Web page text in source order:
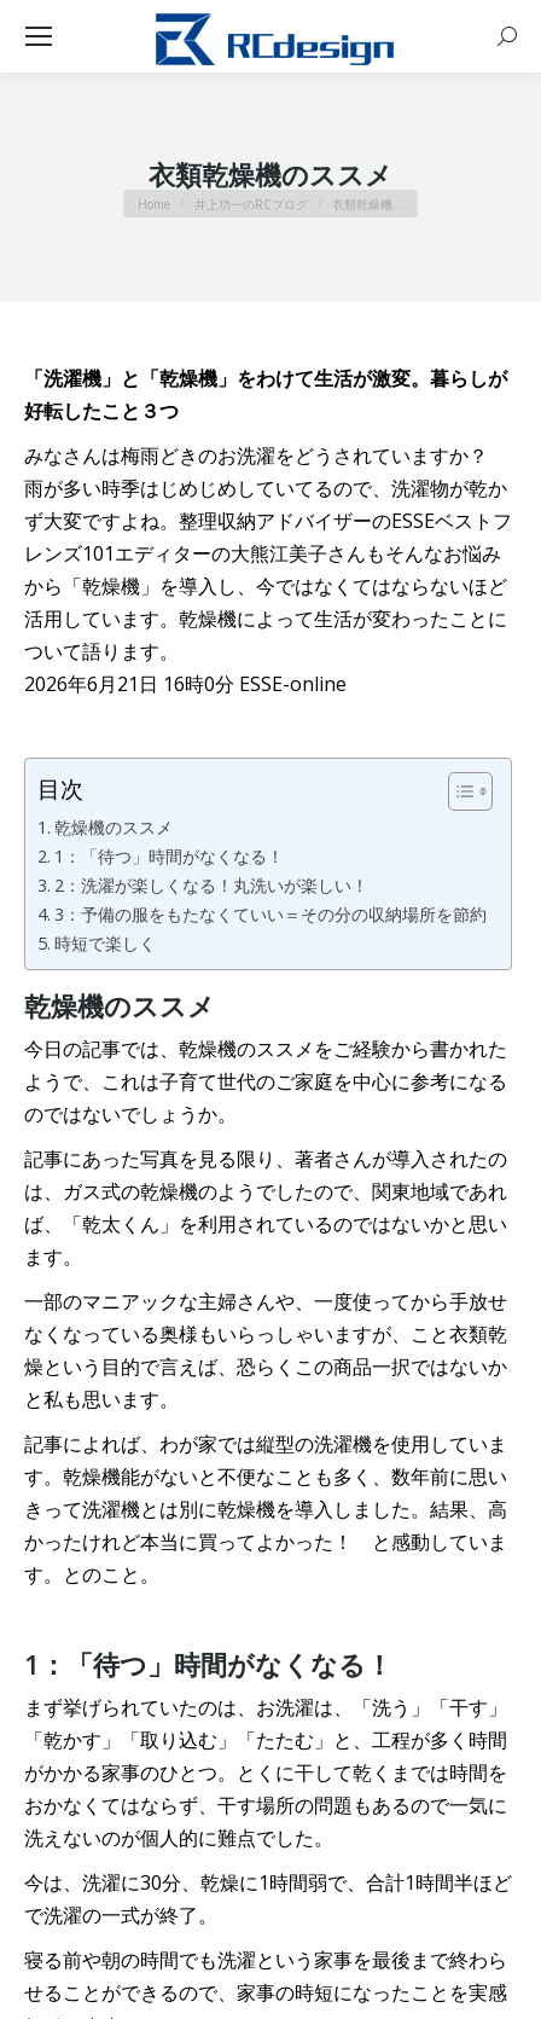
衣類乾燥機のススメ
You are here:
Home 井上功一のRCブログ 衣類乾燥機…
「洗濯機」と「乾燥機」をわけて生活が激変。暮らしが
好転したこと３つ
みなさんは梅雨どきのお洗濯をどうされていますか？
雨が多い時季はじめじめしていてるので、洗濯物が乾か
ず大変ですよね。整理収納アドバイザーのESSEベストフ
レンズ101エディターの大熊江美子さんもそんなお悩み
から「乾燥機」を導入し、今ではなくてはならないほど
活用しています。乾燥機によって生活が変わったことに
ついて語ります。
2026年6月21日 16時0分 ESSE-online
目次
乾燥機のススメ
1：「待つ」時間がなくなる！
2：洗濯が楽しくなる！丸洗いが楽しい！
3：予備の服をもたなくていい＝その分の収納場所を節約
時短で楽しく
乾燥機のススメ
今日の記事では、乾燥機のススメをご経験から書かれた
ようで、これは子育て世代のご家庭を中心に参考になる
のではないでしょうか。
記事にあった写真を見る限り、著者さんが導入されたの
は、ガス式の乾燥機のようでしたので、関東地域であれ
ば、「乾太くん」を利用されているのではないかと思い
ます。
一部のマニアックな主婦さんや、一度使ってから手放せ
なくなっている奥様もいらっしゃいますが、こと衣類乾
燥という目的で言えば、恐らくこの商品一択ではないか
と私も思います。
記事によれば、わが家では縦型の洗濯機を使用していま
す。乾燥機能がないと不便なことも多く、数年前に思い
きって洗濯機とは別に乾燥機を導入しました。結果、高
かったけれど本当に買ってよかった！ と感動していま
す。とのこと。
1：「待つ」時間がなくなる！
まず挙げられていたのは、お洗濯は、「洗う」「干す」
「乾かす」「取り込む」「たたむ」と、工程が多く時間
がかかる家事のひとつ。とくに干して乾くまでは時間を
おかなくてはならず、干す場所の問題もあるので一気に
洗えないのが個人的に難点でした。
今は、洗濯に30分、乾燥に1時間弱で、合計1時間半ほど
で洗濯の一式が終了。
寝る前や朝の時間でも洗濯という家事を最後まで終わら
せることができるので、家事の時短になったことを実感